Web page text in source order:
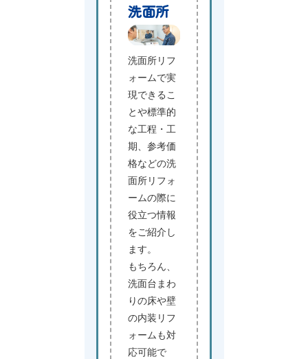
洗面所
洗面所リフ
ォームで実
現できるこ
とや標準的
な工程・工
期、参考価
格などの洗
面所リフォ
ームの際に
役立つ情報
をご紹介し
ます。
もちろん、
洗面台まわ
りの床や壁
の内装リフ
ォームも対
応可能で